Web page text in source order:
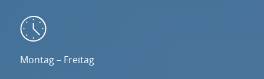
Montag – Freitag